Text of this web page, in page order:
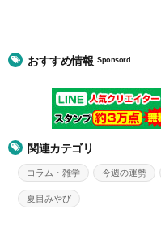
おすすめ情報Sponsord
関連カテゴリ
コラム・雑学 今週の運勢
夏目みやび